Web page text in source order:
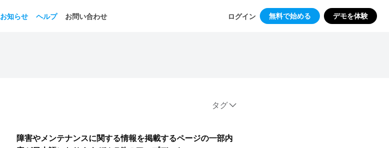
お知らせ ヘルプ お問い合わせ ログイン 無料で始める デモを体験
タグ
障害やメンテナンスに関する情報を掲載するページの一部内